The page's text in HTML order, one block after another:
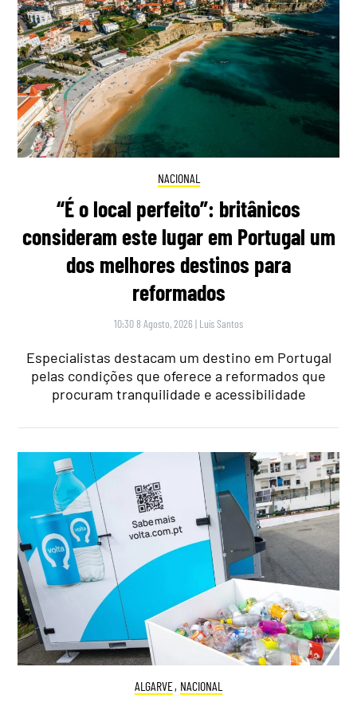
NACIONAL
“É o local perfeito”: britânicos
consideram este lugar em Portugal um
dos melhores destinos para
reformados
10:30 8 Agosto, 2026 | Luís Santos
Especialistas destacam um destino em Portugal
pelas condições que oferece a reformados que
procuram tranquilidade e acessibilidade
ALGARVE, NACIONAL